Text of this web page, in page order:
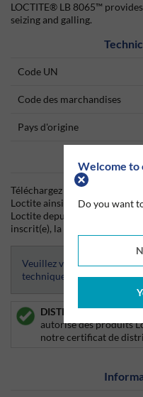
Welcome to
Do you want
LOCTITE® LB 8065™
seizing and galling.
Code UN
Code des marchandises
Pays d'origine
Téléchargez dès aujourd'hui
Loctite ainsi que la fiche de
Loctite depuis Silmid. Une
inscrit(e), la fiche technique
Veuillez vous connecter afin
techniques
DISTRIBUTEUR
autorisé des produits
notre certificat de